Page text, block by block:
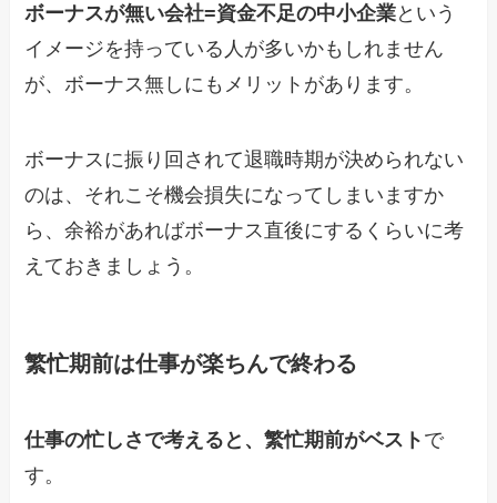
ボーナスが無い会社=資金不足の中小企業という
イメージを持っている人が多いかもしれません
が、ボーナス無しにもメリットがあります。
ボーナスに振り回されて退職時期が決められない
のは、それこそ機会損失になってしまいますか
ら、余裕があればボーナス直後にするくらいに考
えておきましょう。
繁忙期前は仕事が楽ちんで終わる
仕事の忙しさで考えると、繁忙期前がベスト で
す。